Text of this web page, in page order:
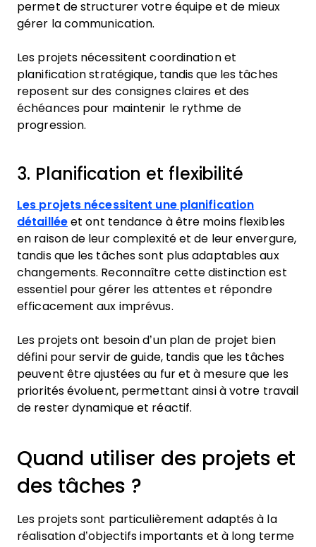
permet de structurer votre équipe et de mieux
gérer la communication.
Les projets nécessitent coordination et
planification stratégique, tandis que les tâches
reposent sur des consignes claires et des
échéances pour maintenir le rythme de
progression.
3. Planification et flexibilité
Les projets nécessitent une planification
détailléeet ont tendance à être moins flexibles
en raison de leur complexité et de leur envergure,
tandis que les tâches sont plus adaptables aux
changements. Reconnaître cette distinction est
essentiel pour gérer les attentes et répondre
efficacement aux imprévus.
Les projets ont besoin d’un plan de projet bien
défini pour servir de guide, tandis que les tâches
peuvent être ajustées au fur et à mesure que les
priorités évoluent, permettant ainsi à votre travail
de rester dynamique et réactif.
Quand utiliser des projets et
des tâches ?
Les projets sont particulièrement adaptés à la
réalisation d’objectifs importants et à long terme